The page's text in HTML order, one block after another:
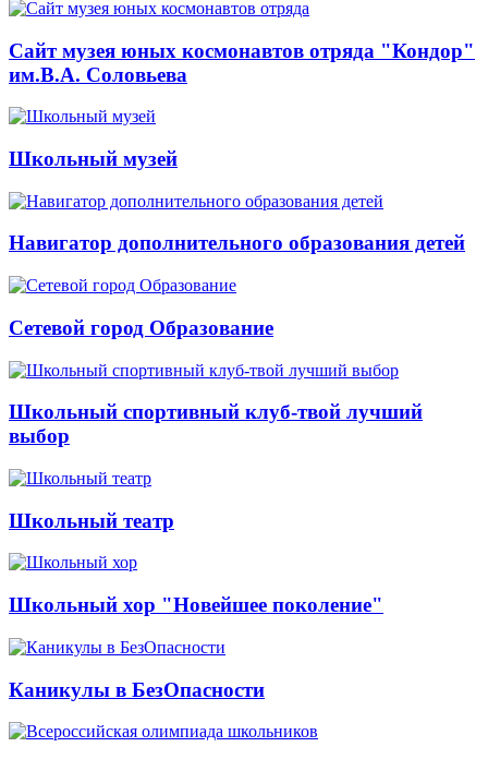
Сайт музея юных космонавтов отряда "Кондор"
им.В.А. Соловьева
Школьный музей
Навигатор дополнительного образования детей
Сетевой город Образование
Школьный спортивный клуб-твой лучший
выбор
Школьный театр
Школьный хор "Новейшее поколение"
Каникулы в БезОпасности